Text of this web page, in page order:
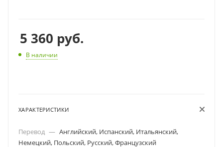
5 360 руб.
В наличии
ХАРАКТЕРИСТИКИ
Перевод — Английский, Испанский, Итальянский,
Немецкий, Польский, Русский, Французский